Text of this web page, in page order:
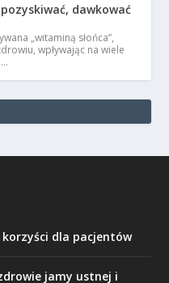
dawkować
„witaminą słońca”,
wpływając na wiele
dla pacjentów
jamy ustnej i